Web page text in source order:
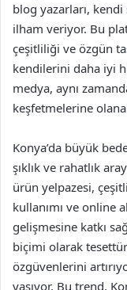
blog yazarları,
ilham veriyor. Bu
çeşitliliği ve özgün
kendilerini daha iyi
medya, aynı
keşfetmelerine
Konya’da büyük
şıklık ve rahatlık
ürün yelpazesi,
kullanımı ve online
gelişmesine katkı
biçimi olarak
özgüvenlerini
yaşıyor. Bu trend,